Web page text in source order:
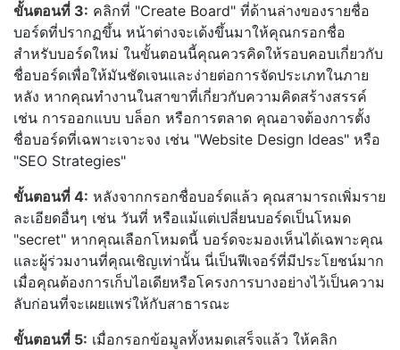
ขั้นตอนที่ 3: คลิกที่ "Create Board" ที่ด้านล่างของรายชื่อ
บอร์ดที่ปรากฏขึ้น หน้าต่างจะเด้งขึ้นมาให้คุณกรอกชื่อ
สำหรับบอร์ดใหม่ ในขั้นตอนนี้คุณควรคิดให้รอบคอบเกี่ยวกับ
ชื่อบอร์ดเพื่อให้มันชัดเจนและง่ายต่อการจัดประเภทในภาย
หลัง หากคุณทำงานในสาขาที่เกี่ยวกับความคิดสร้างสรรค์
เช่น การออกแบบ บล็อก หรือการตลาด คุณอาจต้องการตั้ง
ชื่อบอร์ดที่เฉพาะเจาะจง เช่น "Website Design Ideas" หรือ
"SEO Strategies"
ขั้นตอนที่ 4: หลังจากกรอกชื่อบอร์ดแล้ว คุณสามารถเพิ่มราย
ละเอียดอื่นๆ เช่น วันที่ หรือแม้แต่เปลี่ยนบอร์ดเป็นโหมด
"secret" หากคุณเลือกโหมดนี้ บอร์ดจะมองเห็นได้เฉพาะคุณ
และผู้ร่วมงานที่คุณเชิญเท่านั้น นี่เป็นฟีเจอร์ที่มีประโยชน์มาก
เมื่อคุณต้องการเก็บไอเดียหรือโครงการบางอย่างไว้เป็นความ
ลับก่อนที่จะเผยแพร่ให้กับสาธารณะ
ขั้นตอนที่ 5: เมื่อกรอกข้อมูลทั้งหมดเสร็จแล้ว ให้คลิก